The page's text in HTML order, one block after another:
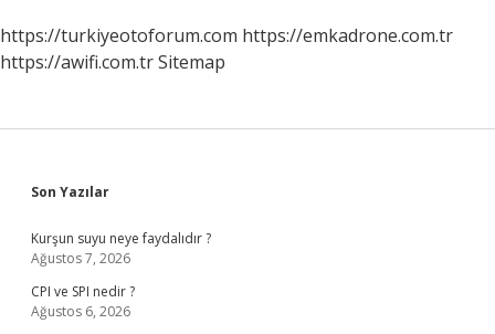
https://turkiyeotoforum.com https://emkadrone.com.tr
https://awifi.com.trSitemap
Sidebar
Son Yazılar
Kurşun suyu neye faydalıdır ?
Ağustos 7, 2026
CPI ve SPI nedir ?
Ağustos 6, 2026